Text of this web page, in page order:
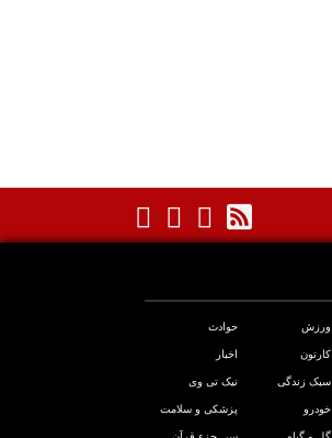
ورزش حوادث
کارتون اخبار
سبک زندگی نیک تی وی
خودرو پزشکی و سلامت
گل و گیاه سی جزء قرآن